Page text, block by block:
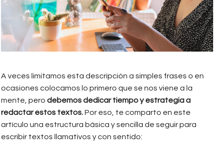
A veces limitamos esta descripción a simples frases o en
ocasiones colocamos lo primero que se nos viene a la
mente, pero debemos dedicar tiempo y estrategia a
redactar estos textos.Por eso, te comparto en este
artículo una estructura básica y sencilla de seguir para
escribir textos llamativos y con sentido: